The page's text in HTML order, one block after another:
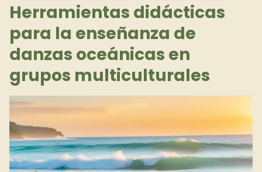
Herramientas didácticas
para la enseñanza de
danzas oceánicas en
grupos multiculturales